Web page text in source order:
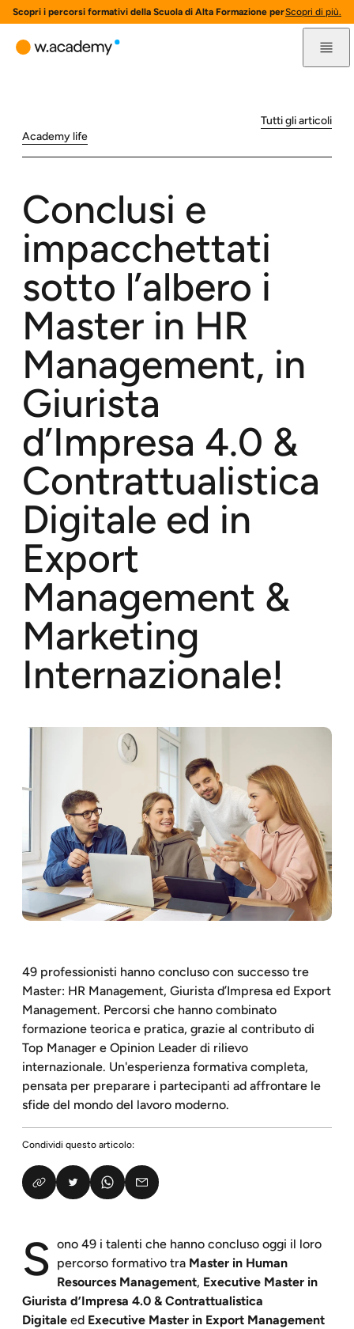
Scopri i percorsi formativi della Scuola di Alta Formazione per l'innovazione
Scopri di più.
Academy life
Tutti gli articoli
Conclusi e
impacchettati
sotto l’albero i
Master in HR
Management, in
Giurista
d’Impresa 4.0 &
Contrattualistica
Digitale ed in
Export
Management &
Marketing
Internazionale!
49 professionisti hanno concluso con successo tre
Master: HR Management, Giurista d’Impresa ed Export
Management. Percorsi che hanno combinato
formazione teorica e pratica, grazie al contributo di
Top Manager e Opinion Leader di rilievo
internazionale. Un'esperienza formativa completa,
pensata per preparare i partecipanti ad affrontare le
sfide del mondo del lavoro moderno.​
Condividi questo articolo:
S ono 49 i talenti che hanno concluso oggi il loro
percorso formativo tra Master in Human
Resources Management, Executive Master in
Giurista d’Impresa 4.0 & Contrattualistica
Digitale ed Executive Master in Export Management